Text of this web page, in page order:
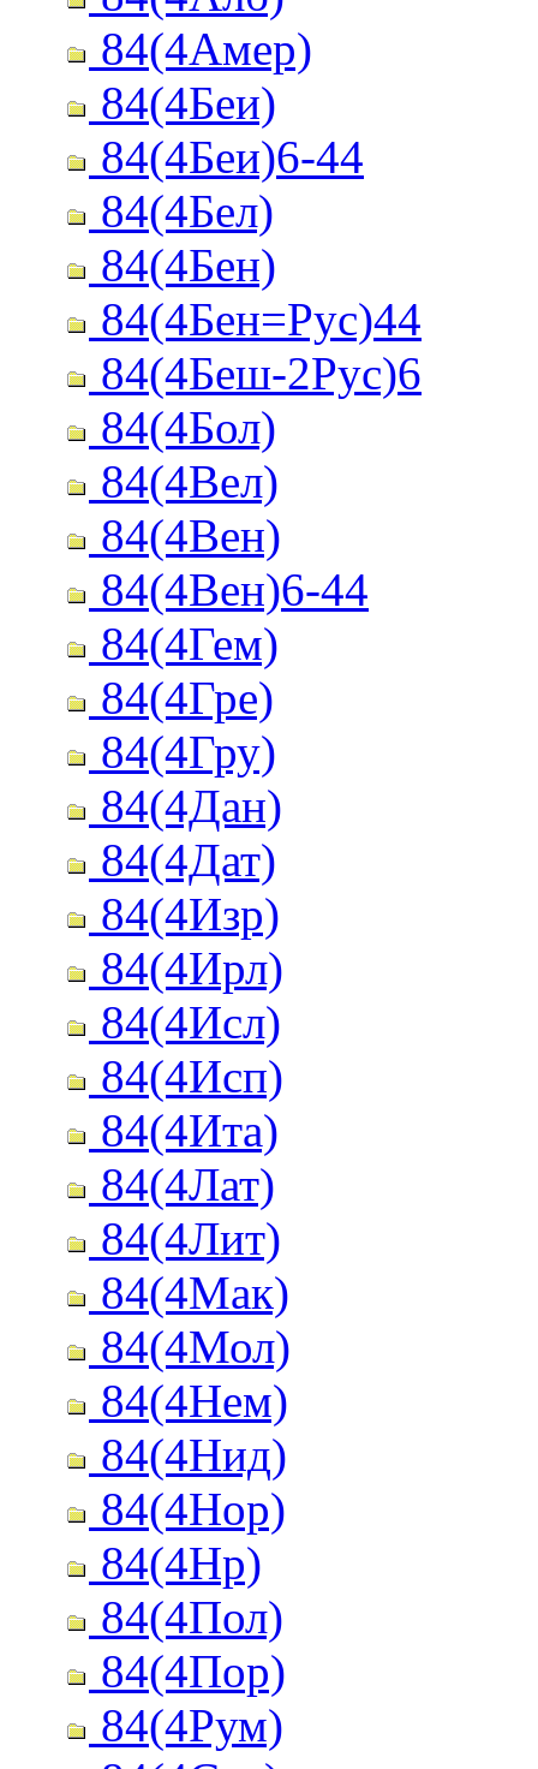
84(4Амер)
84(4Беи)
84(4Беи)6-44
84(4Бел)
84(4Бен)
84(4Бен=Рус)44
84(4Беш-2Рус)6
84(4Бол)
84(4Вел)
84(4Вен)
84(4Вен)6-44
84(4Гем)
84(4Гре)
84(4Гру)
84(4Дан)
84(4Дат)
84(4Изр)
84(4Ирл)
84(4Исл)
84(4Исп)
84(4Ита)
84(4Лат)
84(4Лит)
84(4Мак)
84(4Мол)
84(4Нем)
84(4Нид)
84(4Нор)
84(4Нр)
84(4Пол)
84(4Пор)
84(4Рум)